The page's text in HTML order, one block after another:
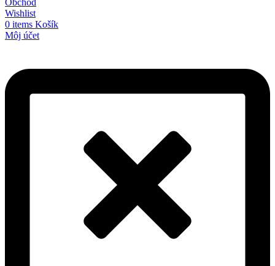
Wishlist
0 items Košík
Môj účet